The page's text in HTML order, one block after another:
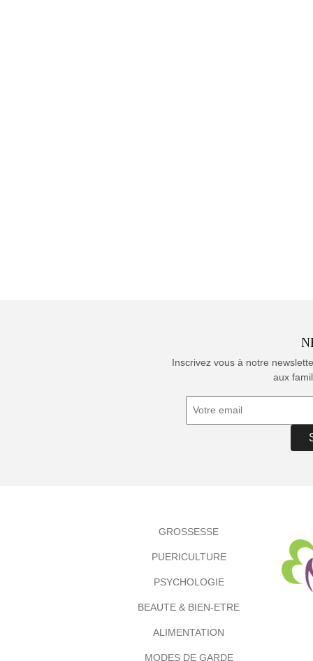
Inscrivez vous à notre
aux
GROSSESSE
PUERICULTURE
PSYCHOLOGIE
BEAUTE & BIEN-ETRE
ALIMENTATION
MODES DE GARDE